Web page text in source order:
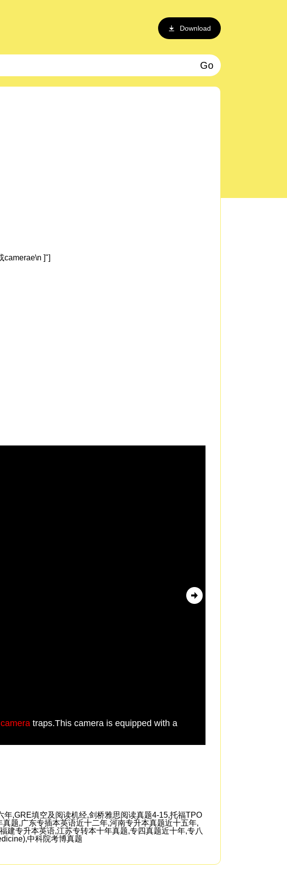
Download
Go
camerae\n ]"]
camera traps.This camera is equipped with a
,GRE填空及阅读机经,剑桥雅思阅读真题4-15,托福TPO
题,广东专插本英语近十二年,河南专升本真题近十五年,
建专升本英语,江苏专转本十年真题,专四真题近十年,专八
中科院考博真题